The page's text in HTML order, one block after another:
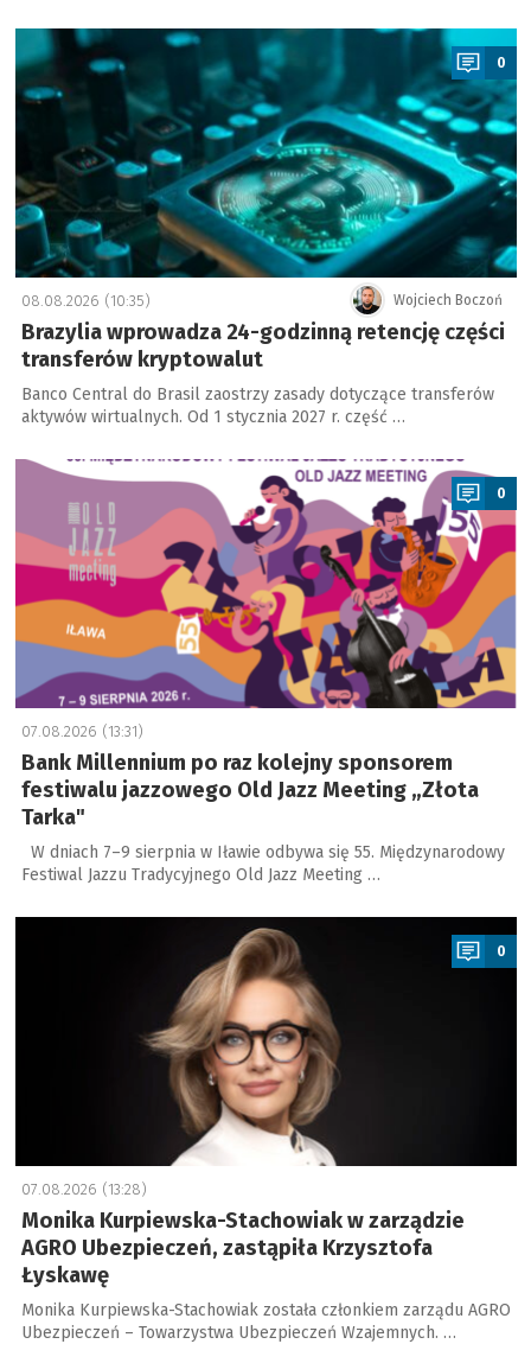
a
0
Wojciech Boczoń
08.08.2026 (10:35)
Brazylia wprowadza 24-godzinną retencję części
transferów kryptowalut
Banco Central do Brasil zaostrzy zasady dotyczące transferów
aktywów wirtualnych. Od 1 stycznia 2027 r. część …
a
0
07.08.2026 (13:31)
Bank Millennium po raz kolejny sponsorem
festiwalu jazzowego Old Jazz Meeting „Złota
Tarka"
W dniach 7–9 sierpnia w Iławie odbywa się 55. Międzynarodowy
Festiwal Jazzu Tradycyjnego Old Jazz Meeting …
a
0
07.08.2026 (13:28)
Monika Kurpiewska-Stachowiak w zarządzie
AGRO Ubezpieczeń, zastąpiła Krzysztofa
Łyskawę
Monika Kurpiewska-Stachowiak została członkiem zarządu AGRO
Ubezpieczeń – Towarzystwa Ubezpieczeń Wzajemnych. …